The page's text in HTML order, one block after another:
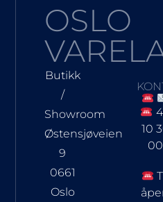
OSLO
Butikk
/
Showroom
Østensjøveien
9
0661
Oslo
10
00